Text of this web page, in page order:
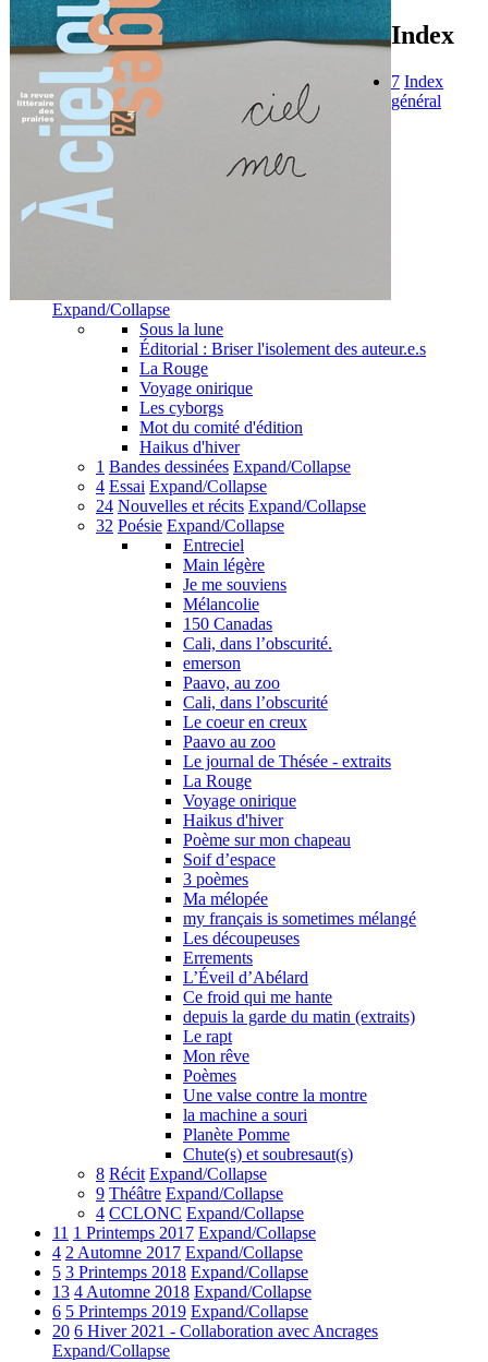
Index
7 Index
général
Expand/Collapse
Sous la lune
Éditorial : Briser l'isolement des auteur.e.s
La Rouge
Voyage onirique
Les cyborgs
Mot du comité d'édition
Haikus d'hiver
1 Bandes dessinées Expand/Collapse
4 Essai Expand/Collapse
24 Nouvelles et récits Expand/Collapse
32 Poésie Expand/Collapse
Entreciel
Main légère
Je me souviens
Mélancolie
150 Canadas
Cali, dans l’obscurité.
emerson
Paavo, au zoo
Cali, dans l’obscurité
Le coeur en creux
Paavo au zoo
Le journal de Thésée - extraits
La Rouge
Voyage onirique
Haikus d'hiver
Poème sur mon chapeau
Soif d’espace
3 poèmes
Ma mélopée
my français is sometimes mélangé
Les découpeuses
Errements
L’Éveil d’Abélard
Ce froid qui me hante
depuis la garde du matin (extraits)
Le rapt
Mon rêve
Poèmes
Une valse contre la montre
la machine a souri
Planète Pomme
Chute(s) et soubresaut(s)
8 Récit Expand/Collapse
9 Théâtre Expand/Collapse
4 CCLONC Expand/Collapse
11 1 Printemps 2017 Expand/Collapse
4 2 Automne 2017 Expand/Collapse
5 3 Printemps 2018 Expand/Collapse
13 4 Automne 2018 Expand/Collapse
6 5 Printemps 2019 Expand/Collapse
20 6 Hiver 2021 - Collaboration avec Ancrages
Expand/Collapse